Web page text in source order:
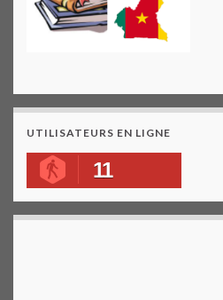
UTILISATEURS EN LIGNE
11